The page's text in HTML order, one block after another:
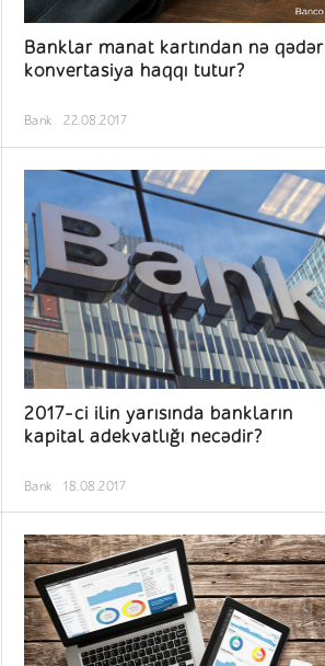
Banklar manat kartından nə qədər
konvertasiya haqqı tutur?
Bank 22.08.2017
2017-ci ilin yarısında bankların
kapital adekvatlığı necədir?
Bank 18.08.2017